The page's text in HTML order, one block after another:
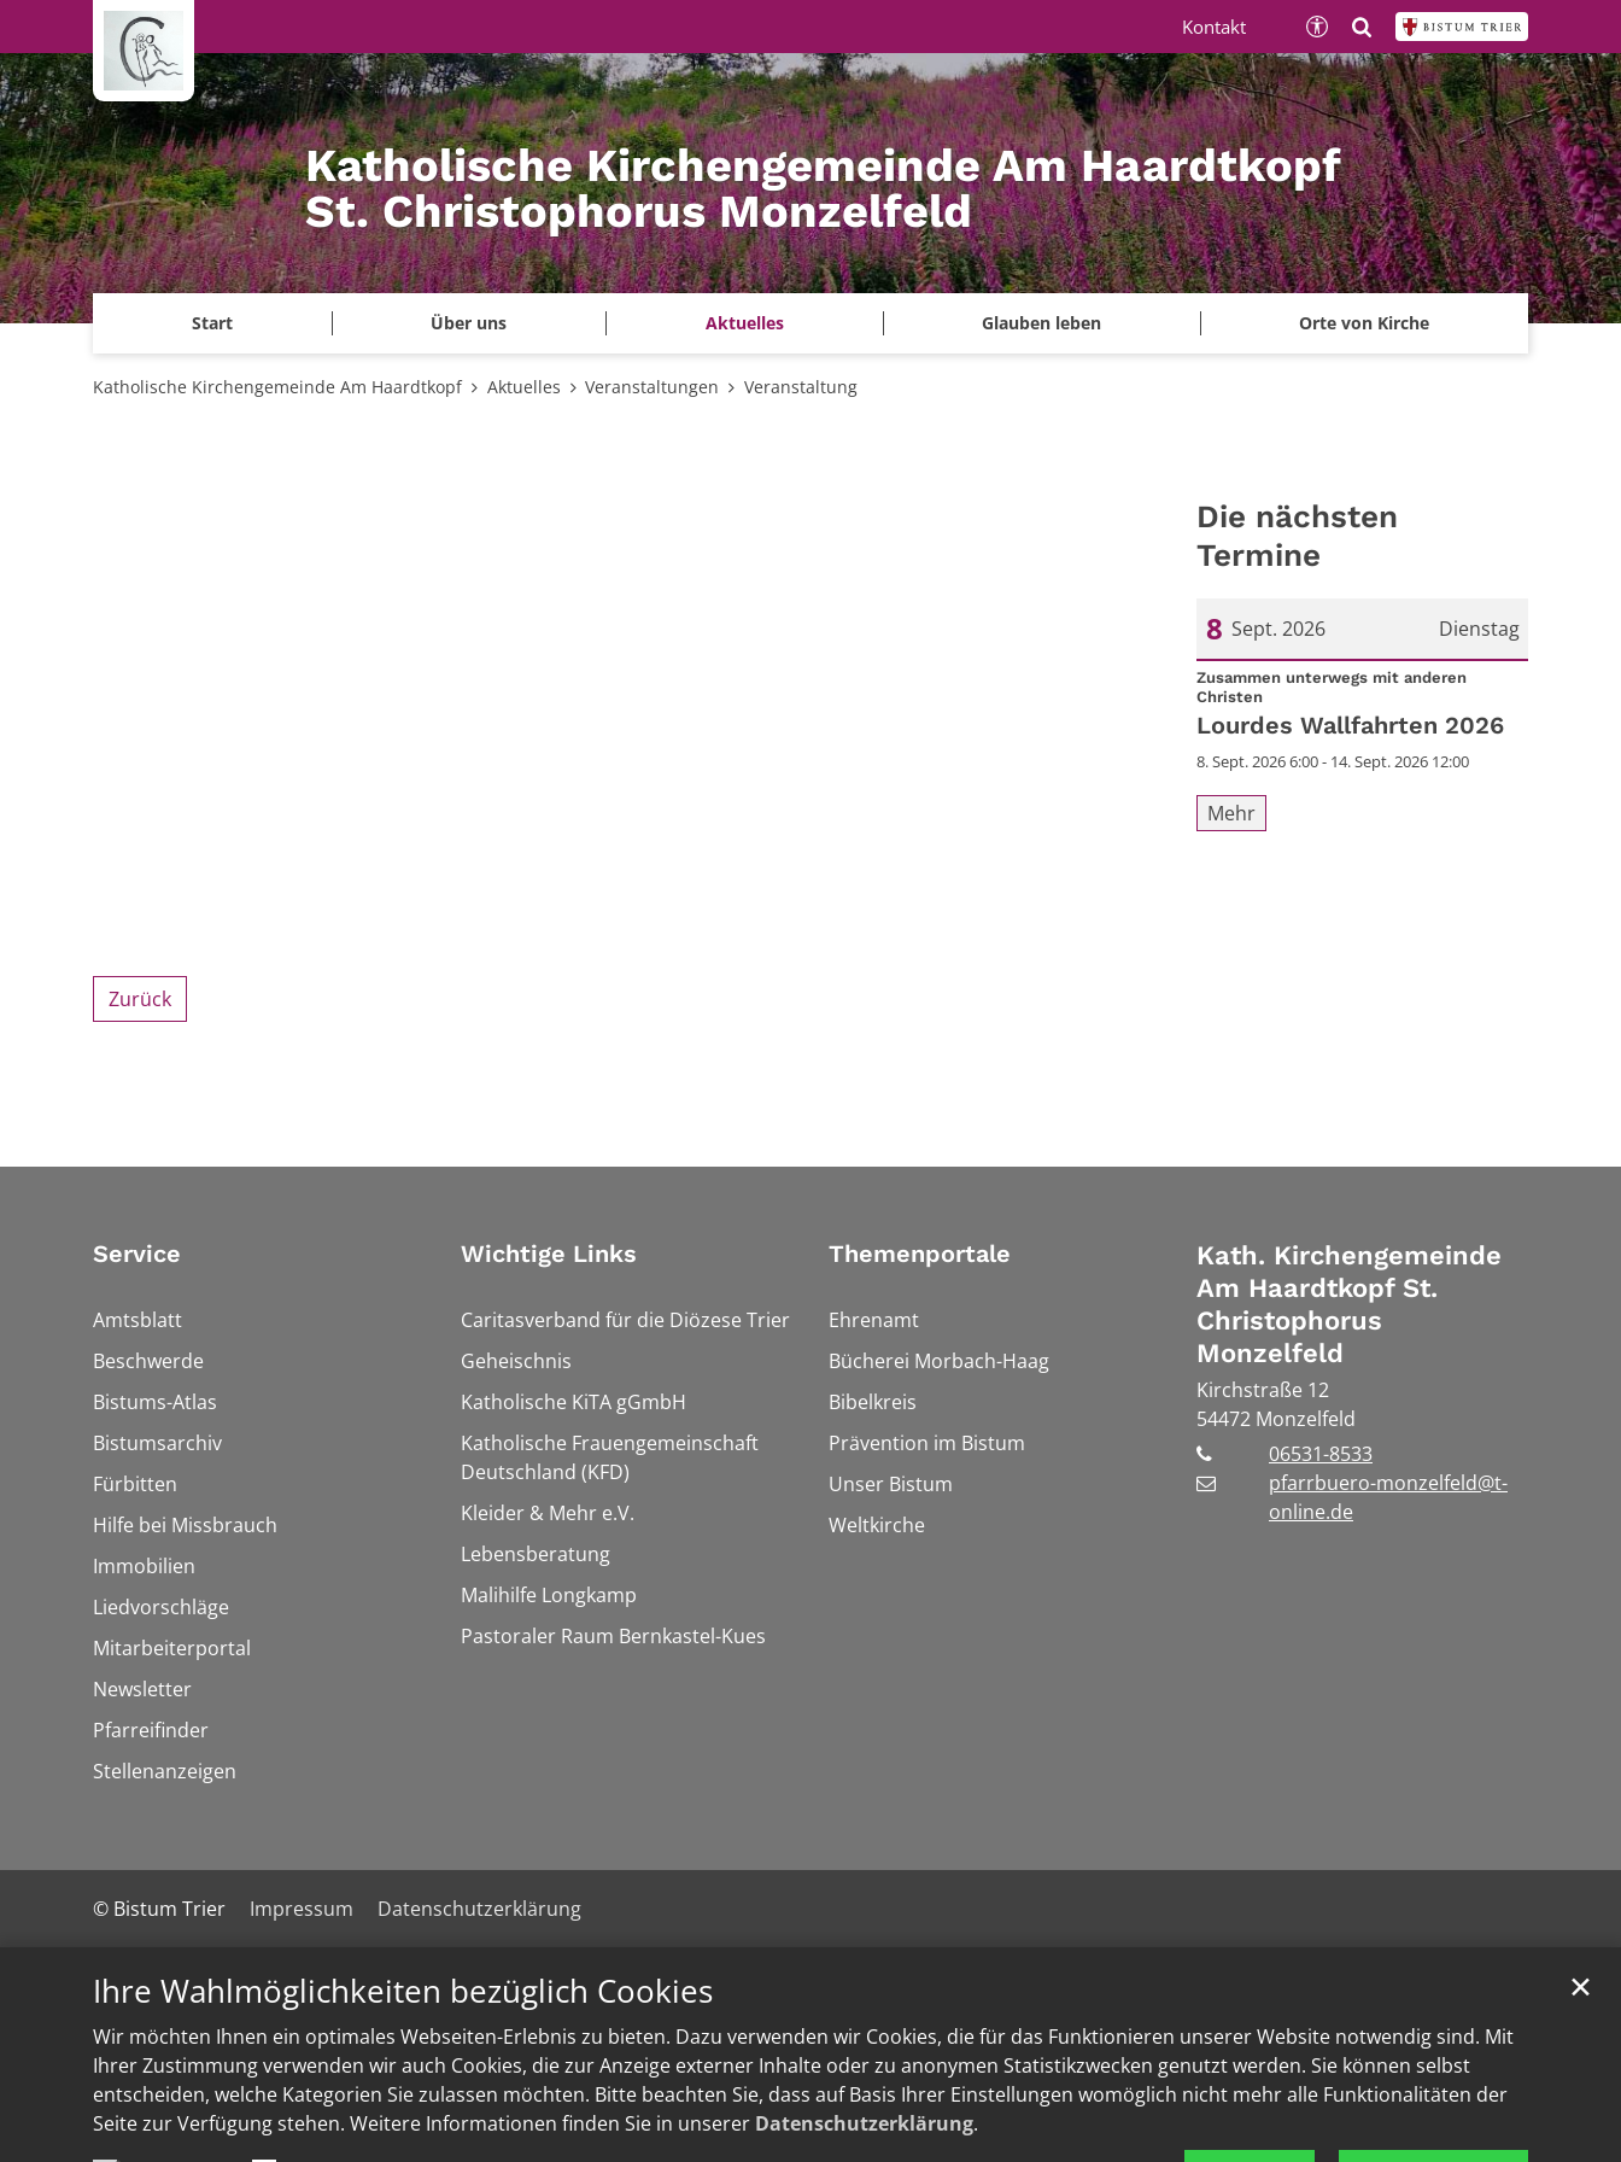
Ihre Wahlmöglichkeiten bezüglich Cookies
Wir möchten Ihnen ein optimales Webseiten-Erlebnis zu bieten. Dazu verwenden wir Cookies, die für das Funktionieren unserer Website notwendig sind. Mit
Ihrer Zustimmung verwenden wir auch Cookies, die zur Anzeige externer Inhalte oder zu anonymen Statistikzwecken genutzt werden. Sie können selbst
entscheiden, welche Kategorien Sie zulassen möchten. Bitte beachten Sie, dass auf Basis Ihrer Einstellungen womöglich nicht mehr alle Funktionalitäten der
Seite zur Verfügung stehen. Weitere Informationen finden Sie in unserer Datenschutzerklärung.
✕
Zum Inhalt springen
Katholische Kirchengemeinde Am Haardtkopf
St. Christophorus Monzelfeld
Start Über uns Aktuelles Glauben leben Orte von Kirche
Kontakt
Katholische Kirchengemeinde Am Haardtkopf Aktuelles Veranstaltungen Veranstaltung
Die nächsten
Termine
Dienstag
8 Sept. 2026
Datum: 8. September 2026
Zusammen unterwegs mit anderen
Christen:
Lourdes Wallfahrten 2026
8. Sept. 2026 6:00 - 14. Sept. 2026 12:00
Mehr
Zurück
Service
Amtsblatt
Beschwerde
Bistums-Atlas
Bistumsarchiv
Fürbitten
Hilfe bei Missbrauch
Immobilien
Liedvorschläge
Mitarbeiterportal
Newsletter
Pfarreifinder
Stellenanzeigen
Wichtige Links
Caritasverband für die Diözese Trier
Geheischnis
Katholische KiTA gGmbH
Katholische Frauengemeinschaft
Deutschland (KFD)
Kleider & Mehr e.V.
Lebensberatung
Malihilfe Longkamp
Pastoraler Raum Bernkastel-Kues
Themenportale
Ehrenamt
Bücherei Morbach-Haag
Bibelkreis
Prävention im Bistum
Unser Bistum
Weltkirche
Kath. Kirchengemeinde
Am Haardtkopf St.
Christophorus
Monzelfeld
Kirchstraße 12
54472 Monzelfeld
06531-8533
pfarrbuero-monzelfeld@t-
online.de
© Bistum Trier Impressum Datenschutzerklärung